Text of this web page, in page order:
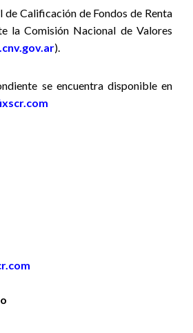
Calificación de Fondos de Renta
la Comisión Nacional de Valores
).
se encuentra disponible en